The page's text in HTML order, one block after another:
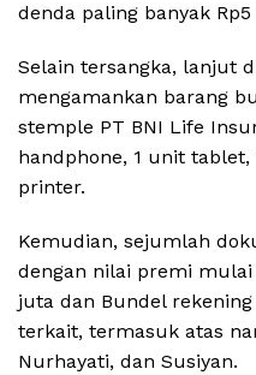
denda paling banyak
Selain tersangka, lanjut
mengamankan barang
stemple PT BNI Life
handphone, 1 unit
printer.
Kemudian, sejumlah
dengan nilai premi mulai
juta dan Bundel
terkait, termasuk atas
Nurhayati, dan Susiyan.